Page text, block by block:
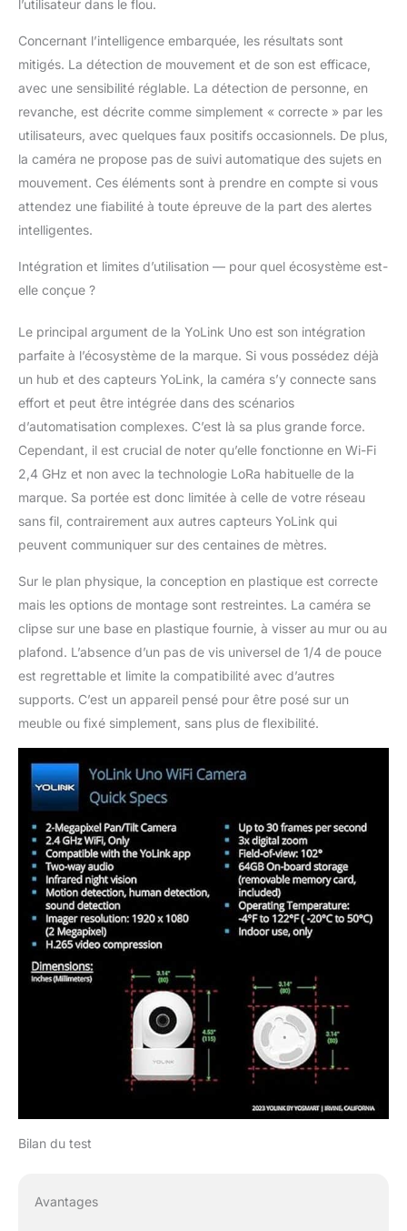
l’utilisateur dans le flou.
Concernant l’intelligence embarquée, les résultats sont
mitigés. La détection de mouvement et de son est efficace,
avec une sensibilité réglable. La détection de personne, en
revanche, est décrite comme simplement « correcte » par les
utilisateurs, avec quelques faux positifs occasionnels. De plus,
la caméra ne propose pas de suivi automatique des sujets en
mouvement. Ces éléments sont à prendre en compte si vous
attendez une fiabilité à toute épreuve de la part des alertes
intelligentes.
Intégration et limites d’utilisation — pour quel écosystème est-
elle conçue ?
Le principal argument de la YoLink Uno est son intégration
parfaite à l’écosystème de la marque. Si vous possédez déjà
un hub et des capteurs YoLink, la caméra s’y connecte sans
effort et peut être intégrée dans des scénarios
d’automatisation complexes. C’est là sa plus grande force.
Cependant, il est crucial de noter qu’elle fonctionne en Wi-Fi
2,4 GHz et non avec la technologie LoRa habituelle de la
marque. Sa portée est donc limitée à celle de votre réseau
sans fil, contrairement aux autres capteurs YoLink qui
peuvent communiquer sur des centaines de mètres.
Sur le plan physique, la conception en plastique est correcte
mais les options de montage sont restreintes. La caméra se
clipse sur une base en plastique fournie, à visser au mur ou au
plafond. L’absence d’un pas de vis universel de 1/4 de pouce
est regrettable et limite la compatibilité avec d’autres
supports. C’est un appareil pensé pour être posé sur un
meuble ou fixé simplement, sans plus de flexibilité.
Bilan du test
Avantages